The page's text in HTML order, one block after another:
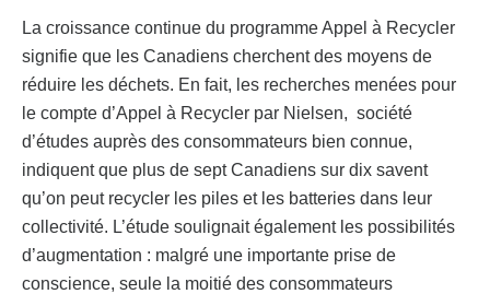
La croissance continue du programme Appel à Recycler
signifie que les Canadiens cherchent des moyens de
réduire les déchets. En fait, les recherches menées pour
le compte d’Appel à Recycler par Nielsen, société
d’études auprès des consommateurs bien connue,
indiquent que plus de sept Canadiens sur dix savent
qu’on peut recycler les piles et les batteries dans leur
collectivité. L’étude soulignait également les possibilités
d’augmentation : malgré une importante prise de
conscience, seule la moitié des consommateurs